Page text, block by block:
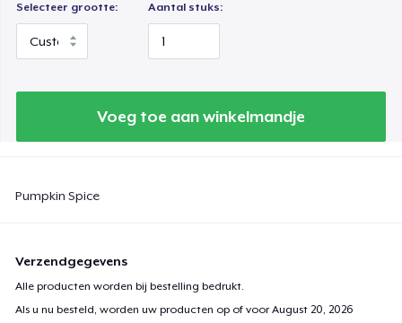
Selecteer grootte: Aantal stuks:
Voeg toe aan winkelmandje
Pumpkin Spice
Verzendgegevens
Alle producten worden bij bestelling bedrukt.
Als u nu besteld, worden uw producten op of voorAugust 20, 2026